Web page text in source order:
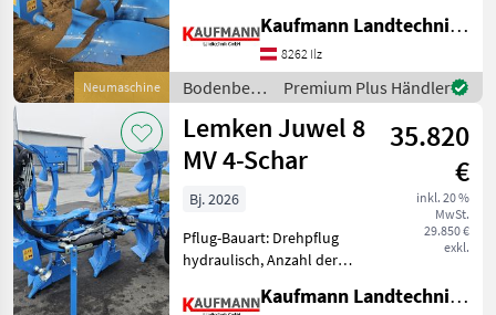
Neumaschine
Vorschäler, Maiseinleger,
Scheibensech, hydr.
Schnittbreitenverstellung,
Stützrad Bauform 4+1 Sch
Kaufmann Landtechnik GmbH
8262 Ilz
Bodenbearbeitung
/ Lemken
Premium Plus Händler
Lemken Juwel 8
MV 4-Schar
35.820
€
inkl. 20 %
MwSt.
29.850 €
exkl.
Bj. 2026
Pflug-Bauart: Drehpflug
hydraulisch, Anzahl der
Maiseinleger, Scheibensech,
Kaufmann Landtechnik GmbH